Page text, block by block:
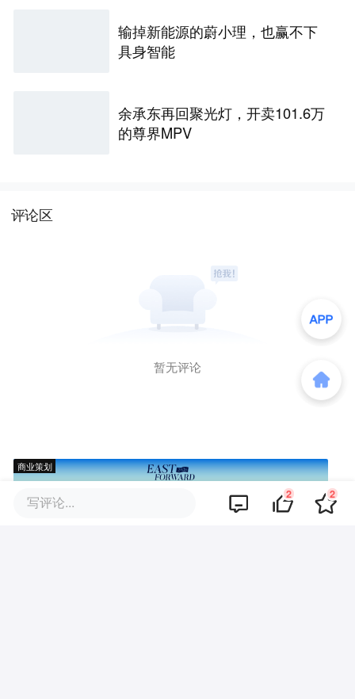
输掉新能源的蔚小理，也赢不下
具身智能
余承东再回聚光灯，开卖101.6万
的尊界MPV
评论区
暂无评论
商业策划
写评论... 2 2